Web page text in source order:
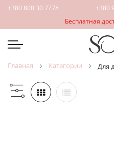
+380 800 30 7778 +380
Бесплатная
главная категории